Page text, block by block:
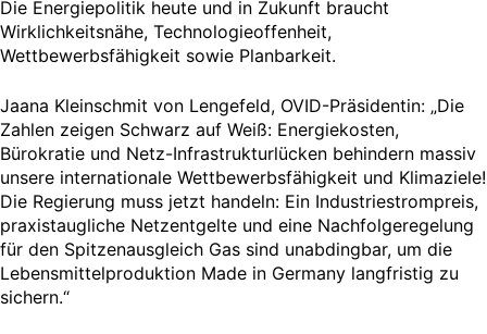
Die Energiepolitik heute und in Zukunft braucht
Wirklichkeitsnähe, Technologieoffenheit,
Wettbewerbsfähigkeit sowie Planbarkeit.
Jaana Kleinschmit von Lengefeld, OVID-Präsidentin: „Die
Zahlen zeigen Schwarz auf Weiß: Energiekosten,
Bürokratie und Netz-Infrastrukturlücken behindern massiv
unsere internationale Wettbewerbsfähigkeit und Klimaziele!
Die Regierung muss jetzt handeln: Ein Industriestrompreis,
praxistaugliche Netzentgelte und eine Nachfolgeregelung
für den Spitzenausgleich Gas sind unabdingbar, um die
Lebensmittelproduktion Made in Germany langfristig zu
sichern.“